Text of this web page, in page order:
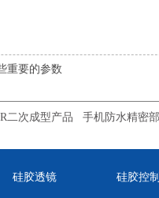
重要的参数
二次成型产品 手机防水精密
硅胶透镜 硅胶控